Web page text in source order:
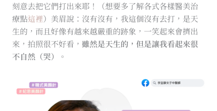
刻意去把它們打出來耶！（想要多了解各式各樣醫美治
療點這裡）美眉說：沒有沒有，我這個沒有去打，是天
生的，而且好像有越來越嚴重的跡象，一笑起來會擠出
來，拍照很不好看， 雖然是天生的，但是讓我看起來很
不自然（哭）。